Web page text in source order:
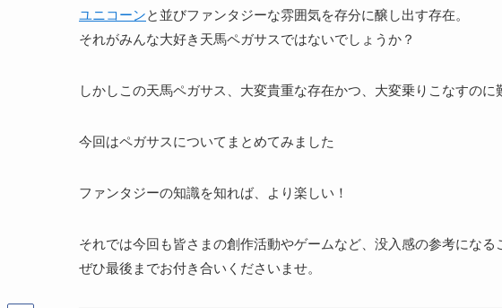
ユニコーンと並びファンタジーな雰囲気を存分に醸し出す存在。
それがみんな大好き天馬ペガサスではないでしょうか？
しかしこの天馬ペガサス、大変貴重な存在かつ、大変乗りこなすのに
今回はペガサスについてまとめてみました
ファンタジーの知識を知れば、より楽しい！
それでは今回も皆さまの創作活動やゲームなど、没入感の参考になる
ぜひ最後までお付き合いくださいませ。